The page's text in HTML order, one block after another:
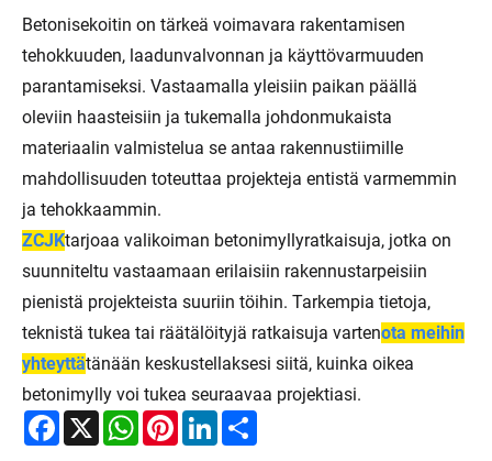
Betonisekoitin on tärkeä voimavara rakentamisen
tehokkuuden, laadunvalvonnan ja käyttövarmuuden
parantamiseksi. Vastaamalla yleisiin paikan päällä
oleviin haasteisiin ja tukemalla johdonmukaista
materiaalin valmistelua se antaa rakennustiimille
mahdollisuuden toteuttaa projekteja entistä varmemmin
ja tehokkaammin.
ZCJKtarjoaa valikoiman betonimyllyratkaisuja, jotka on
suunniteltu vastaamaan erilaisiin rakennustarpeisiin
pienistä projekteista suuriin töihin. Tarkempia tietoja,
teknistä tukea tai räätälöityjä ratkaisuja vartenota meihin
yhteyttätänään keskustellaksesi siitä, kuinka oikea
betonimylly voi tukea seuraavaa projektiasi.
Facebook
X WhatsAppPinterestLinkedIn